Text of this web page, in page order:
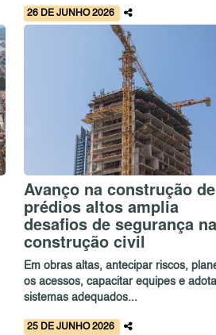
26 DE JUNHO 2026
Avanço na construção de
prédios altos amplia
desafios de segurança na
construção civil
Em obras altas, antecipar riscos,
os acessos, capacitar equipes e
sistemas adequados...
25 DE JUNHO 2026